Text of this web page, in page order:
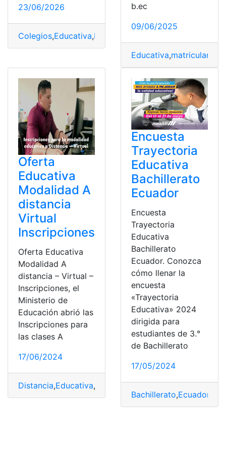
23/06/2026
Colegios,Educativa,Favorecidos
b.ec
09/06/2025
Educativa,matricularse
Oferta
Educativa
Modalidad A
distancia
Virtual
Inscripciones
Oferta Educativa
Modalidad A
distancia – Virtual –
Inscripciones, el
Ministerio de
Educación abrió las
Inscripciones para
las clases A
17/06/2024
Distancia,Educativa, Inscripciones,Modalidad,Oferta,
Encuesta
Trayectoria
Educativa
Bachillerato
Ecuador
Encuesta
Trayectoria
Educativa
Bachillerato
Ecuador. Conozca
cómo llenar la
encuesta
«Trayectoria
Educativa» 2024
dirigida para
estudiantes de 3.°
de Bachillerato
17/05/2024
Bachillerato,Ecuador